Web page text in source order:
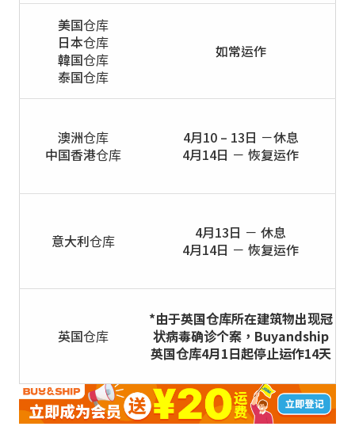
美国仓库
日本仓库
韓国仓库
泰国仓库
如常运作
澳洲仓库
中国香港仓库
4月10 – 13日 －休息
4月14日 － 恢复运作
意大利仓库
4月13日 － 休息
4月14日 － 恢复运作
英国仓库
*由于英国仓库所在建筑物出现冠
状病毒确诊个案，Buyandship
英国仓库4月1日起停止运作14天